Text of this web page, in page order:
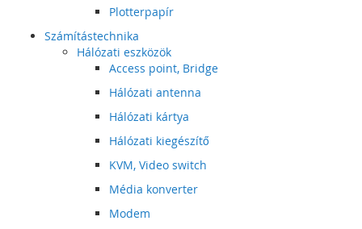
Plotterpapír
Számítástechnika
Hálózati eszközök
Access point, Bridge
Hálózati antenna
Hálózati kártya
Hálózati kiegészítő
KVM, Video switch
Média konverter
Modem